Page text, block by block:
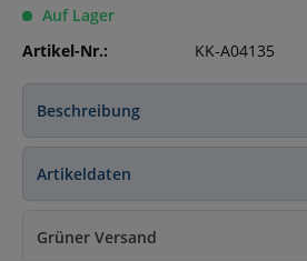
Auf Lager
Artikel-Nr.:
KK-A04135
Beschreibung
Artikeldaten
Grüner Versand